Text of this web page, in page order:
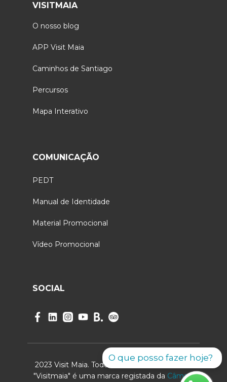
O que posso fazer hoje?
VISITMAIA
O nosso blog
APP Visit Maia
Caminhos de Santiago
Percursos
Mapa Interativo
COMUNICAÇÃO
PEDT
Manual de Identidade
Material Promocional
Vídeo Promocional
SOCIAL
2023 Visit Maia. Todos os direitos reservados.
"Visitmaia" é uma marca registada da Câmara